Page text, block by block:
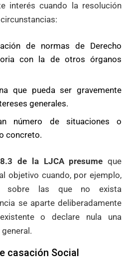
interés cuando la resolución
de normas de Derecho
con la de otros órganos
que pueda ser gravemente
generales.
número de situaciones o
concreto.
de la LJCA presume que
objetivo cuando, por ejemplo,
sobre las que no exista
se aparte deliberadamente
o declare nula una
casación Social